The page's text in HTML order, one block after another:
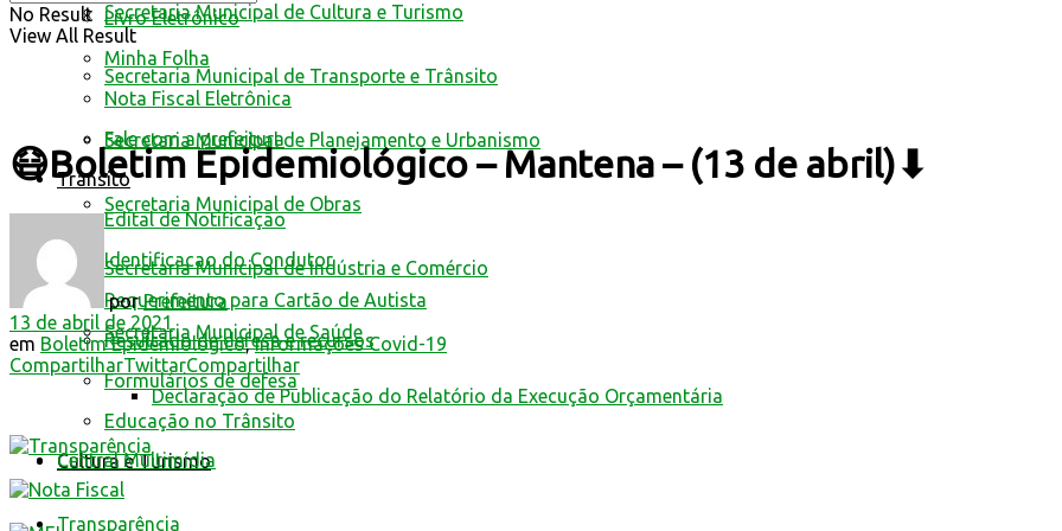
Livro Eletrônico
Minha Folha
Nota Fiscal Eletrônica
Fale com a prefeitura
Trânsito
Edital de Notificação
Identificacao do Condutor
Requerimento para Cartão de Autista
Resultado de defesa e recursos
Formulários de defesa
Educação no Trânsito
Cultura e Turismo
Secretaria Municipal de Cultura e Turismo
Secretaria Municipal de Transporte e Trânsito
Secretaria Municipal de Planejamento e Urbanismo
Secretaria Municipal de Obras
Secretaria Municipal de Indústria e Comércio
Secretaria Municipal de Saúde
Declaração de Publicação do Relatório da Execução Orçamentária
Central Multimídia
Transparência
No Result
View All Result
😷Boletim Epidemiológico – Mantena – (13 de abril)⬇
por Prefeitura
13 de abril de 2021
em Boletim Epidemiológico,Informações Covid-19
CompartilharTwittarCompartilhar